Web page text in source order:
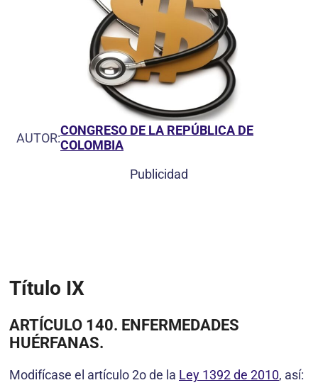
AUTOR:CONGRESO DE LA REPÚBLICA DE
COLOMBIA
Publicidad
Título IX
ARTÍCULO 140. ENFERMEDADES
HUÉRFANAS.
Modifícase el artículo 2o de la Ley 1392 de 2010, así: